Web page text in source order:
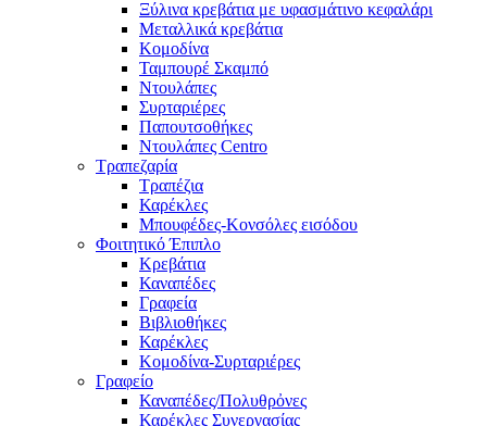
Ξύλινα κρεβάτια με υφασμάτινο κεφαλάρι
Mεταλλικά κρεβάτια
Κομοδίνα
Ταμπουρέ Σκαμπό
Ντουλάπες
Συρταριέρες
Παπουτσοθήκες
Ντουλάπες Centro
Τραπεζαρία
Τραπέζια
Καρέκλες
Μπουφέδες-Κονσόλες εισόδου
Φοιτητικό Έπιπλο
Κρεβάτια
Καναπέδες
Γραφεία
Βιβλιοθήκες
Καρέκλες
Κομοδίνα-Συρταριέρες
Γραφείο
Καναπέδες/Πολυθρὀνες
Καρέκλες Συνεργασίας